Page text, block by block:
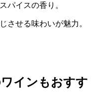
パイスの香り。
させる味わいが魅力。
インもおすす